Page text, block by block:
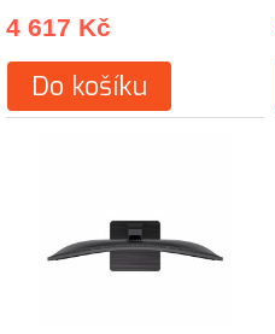
4 617 Kč
Do košíku